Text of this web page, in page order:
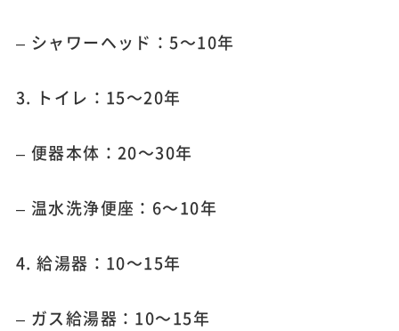
– シャワーヘッド：5～10年
3. トイレ：15～20年
– 便器本体：20～30年
– 温水洗浄便座：6～10年
4. 給湯器：10～15年
– ガス給湯器：10～15年